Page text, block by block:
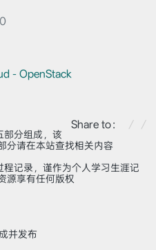
- OpenStack
Share to：
部分组成，该
分请在本站查找相关内容
记录，谨作为个人学习生涯记
源享有任何版权
并发布